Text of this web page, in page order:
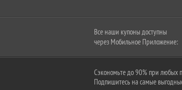
Все наши купоны доступны
через Мобильное Приложение:
Сэкономьте до 90% при любых
Подпишитесь на самые